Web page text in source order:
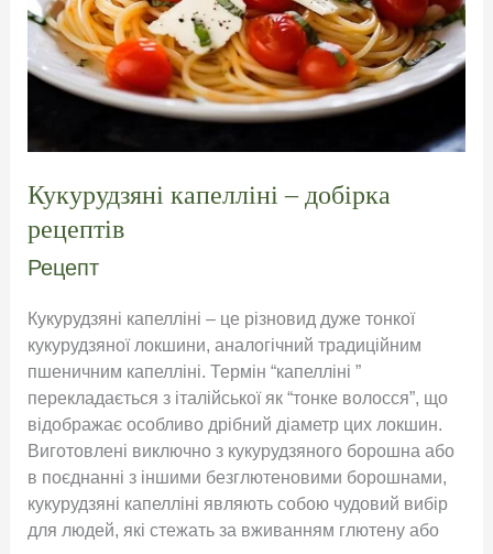
Кукурудзяні капелліні – добірка
рецептів
Рецепт
Кукурудзяні капелліні – це різновид дуже тонкої
кукурудзяної локшини, аналогічний традиційним
пшеничним капелліні. Термін “капелліні ”
перекладається з італійської як “тонке волосся”, що
відображає особливо дрібний діаметр цих локшин.
Виготовлені виключно з кукурудзяного борошна або
в поєднанні з іншими безглютеновими борошнами,
кукурудзяні капелліні являють собою чудовий вибір
для людей, які стежать за вживанням глютену або